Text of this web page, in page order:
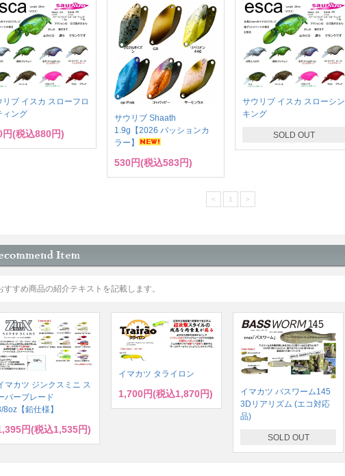
リブ イスカ スローフロ
ィング
円(税込880円)
サウリブ Shaath
1.9g【2026 パッションカ
ラー】
530円(税込583円)
サウリブ イスカ スローシン
キング
SOLD OUT
< 1 >
すすめ商品の紹介テキストを記載します。
マカツ ジンクスミニ ス
パーブレード
8oz【鉛仕様】
円(税込1,535円)
イマカツ タライロン
1,700円(税込1,870円)
イマカツ バスワーム145
3Dリアリズム (エコ対応
品)
SOLD OUT